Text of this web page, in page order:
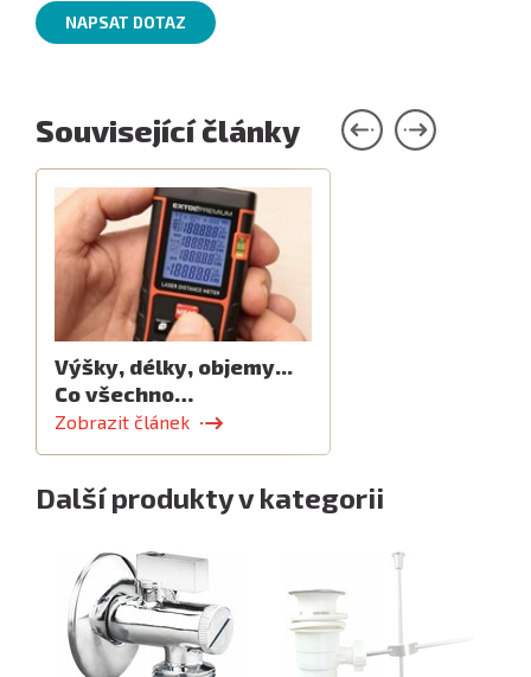
NAPSAT DOTAZ
Související články
Výšky, délky, objemy...
Co všechno…
Zobrazit článek
Další produkty v kategorii